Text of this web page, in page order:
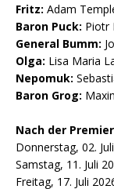
Fritz: Adam
Baron Puck: Piotr
General Bumm:
Olga: Lisa Maria
Nepomuk:
Baron Grog:
Nach der
Donnerstag, 02.
Samstag, 11. Juli
Freitag, 17. Juli